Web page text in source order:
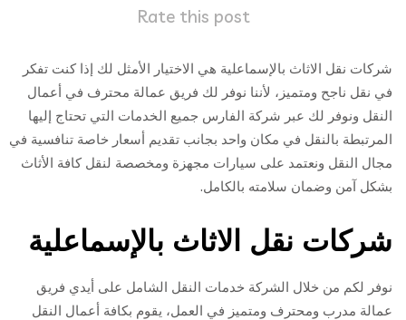
Rate this post
شركات نقل الاثاث بالإسماعلية هي الاختيار الأمثل لك إذا كنت تفكر
في نقل ناجح ومتميز، لأننا نوفر لك فريق عمالة محترف في أعمال
النقل ونوفر لك عبر شركة الفارس جميع الخدمات التي تحتاج إليها
المرتبطة بالنقل في مكان واحد بجانب تقديم أسعار خاصة تنافسية في
مجال النقل ونعتمد على سيارات مجهزة ومخصصة لنقل كافة الأثاث
بشكل آمن وضمان سلامته بالكامل.
شركات نقل الاثاث بالإسماعلية
نوفر لكم من خلال الشركة خدمات النقل الشامل على أيدي فريق
عمالة مدرب ومحترف ومتميز في العمل، يقوم بكافة أعمال النقل